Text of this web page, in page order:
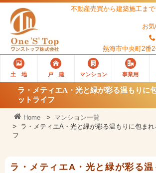
不動産売買から建築施工ま
お
熱海市中央町2番
土 地 戸 建 マンション 事業用
ラ・メティエA・光と緑が彩る温もりに
ットライフ
Home
マンション一覧
ラ・メティエA・光と緑が彩る温もりに包ま
フ
ラ・メティエA・光と緑が彩る